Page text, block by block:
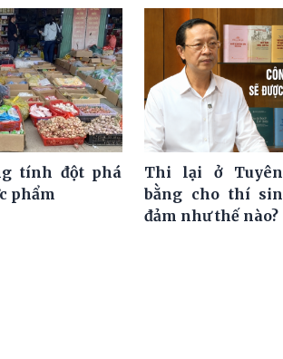
tính đột phá
phẩm
Thi lại ở Tuyên
bằng cho thí
đảm như thế nào?